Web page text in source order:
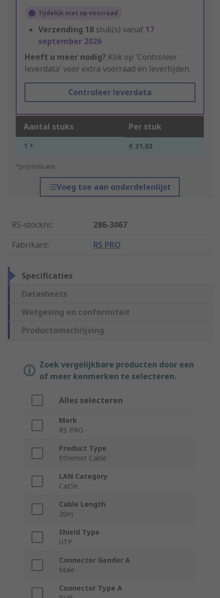
Tijdelijk niet op voorraad
Verzending 18 stuk(s) vanaf 17
september 2026
Heeft u meer nodig? Klik op 'Controleer
leverdata' voor extra voorraad en levertijden.
Controleer leverdata
Aantal stuks Per stuk
1 + € 31,63
*prijsindicatie
Voeg toe aan onderdelenlijst
RS-stocknr.:
286-3067
Fabrikant: RS PRO
Specificaties
Datasheets
Wetgeving en conformiteit
Productomschrijving
Zoek vergelijkbare producten door een
of meer kenmerken te selecteren.
Alles selecteren
Merk
RS PRO
Product Type
Ethernet Cable
LAN Category
Cat5e
Cable Length
20m
Shield Type
UTP
Connector Gender A
Male
Connector Type A